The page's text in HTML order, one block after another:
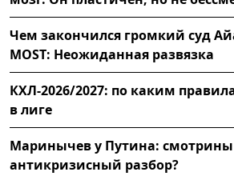
Чем закончился громкий суд
MOST: Неожиданная развязка
КХЛ-2026/2027: по каким
в лиге
Маринычев у Путина:
антикризисный разбор?